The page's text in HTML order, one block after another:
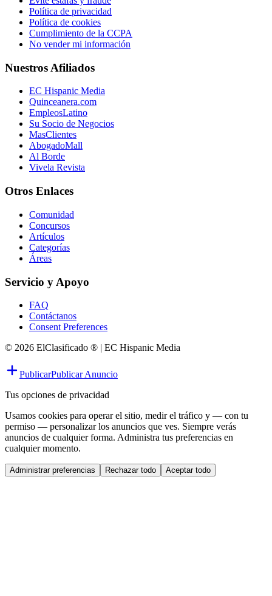
Política de privacidad
Política de cookies
Cumplimiento de la CCPA
No vender mi información
Nuestros Afiliados
EC Hispanic Media
Quinceanera.com
EmpleosLatino
Su Socio de Negocios
MasClientes
AbogadoMall
Al Borde
Vivela Revista
Otros Enlaces
Comunidad
Concursos
Artículos
Categorías
Áreas
Servicio y Apoyo
FAQ
Contáctanos
Consent Preferences
© 2026 ElClasificado ® | EC Hispanic Media
PublicarPublicar Anuncio
Tus opciones de privacidad
Usamos cookies para operar el sitio, medir el tráfico y — con tu
permiso — personalizar los anuncios que ves. Siempre verás
anuncios de cualquier forma. Administra tus preferencias en
cualquier momento.
Administrar preferencias Rechazar todo Aceptar todo